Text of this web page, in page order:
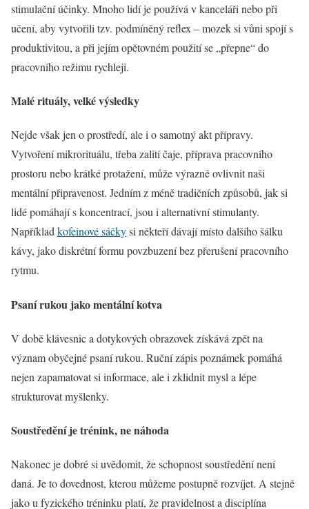
stimulační účinky. Mnoho lidí je používá v kanceláři nebo při
učení, aby vytvořili tzv. podmíněný reflex – mozek si vůni spojí s
produktivitou, a při jejím opětovném použití se „přepne“ do
pracovního režimu rychleji.
Malé rituály, velké výsledky
Nejde však jen o prostředí, ale i o samotný akt přípravy.
Vytvoření mikrorituálu, třeba zalití čaje, příprava pracovního
prostoru nebo krátké protažení, může výrazně ovlivnit naši
mentální připravenost. Jedním z méně tradičních způsobů, jak si
lidé pomáhají s koncentrací, jsou i alternativní stimulanty.
Napříkladkofeinové sáčkysi někteří dávají místo dalšího šálku
kávy, jako diskrétní formu povzbuzení bez přerušení pracovního
rytmu.
Psaní rukou jako mentální kotva
V době klávesnic a dotykových obrazovek získává zpět na
význam obyčejné psaní rukou. Ruční zápis poznámek pomáhá
nejen zapamatovat si informace, ale i zklidnit mysl a lépe
strukturovat myšlenky.
Soustředění je trénink, ne náhoda
Nakonec je dobré si uvědomit, že schopnost soustředění není
daná. Je to dovednost, kterou můžeme postupně rozvíjet. A stejně
jako u fyzického tréninku platí, že pravidelnost a disciplína